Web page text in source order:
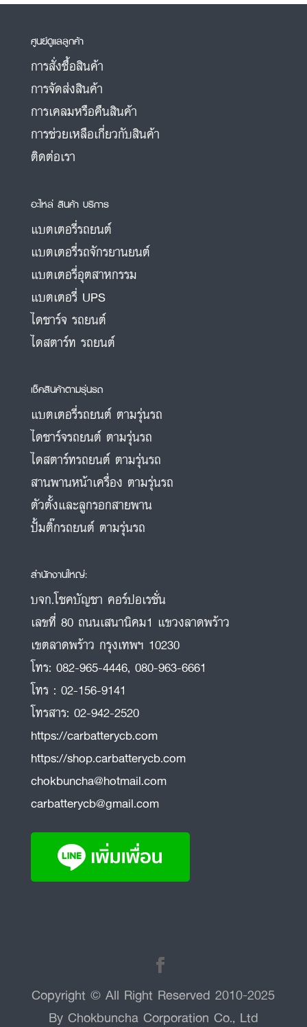
ศูนย์ดูแลลูกค้า
การสั่งซื้อสินค้า
การจัดส่งสินค้า
การเคลมหรือคืนสินค้า
การช่วยเหลือเกี่ยวกับสินค้า
ติดต่อเรา
อะไหล่ สินค้า บริการ
แบตเตอรี่รถยนต์
แบตเตอรี่รถจักรยานยนต์
แบตเตอรี่อุตสาหกรรม
แบตเตอรี่ UPS
ไดชาร์จ รถยนต์
ไดสตาร์ท รถยนต์
เช็คสินค้าตามรุ่นรถ
แบตเตอรี่รถยนต์ ตามรุ่นรถ
ไดชาร์จรถยนต์ ตามรุ่นรถ
ไดสตาร์ทรถยนต์ ตามรุ่นรถ
สานพานหน้าเครื่อง ตามรุ่นรถ
ตัวตั้งและลูกรอกสายพาน
ปั้มติ๊กรถยนต์ ตามรุ่นรถ
สำนักงานใหญ่:
บจก.โชคบัญชา คอร์ปอเรชั่น
เลขที่ 80 ถนนเสนานิคม1 แขวงลาดพร้าว
เขตลาดพร้าว กรุงเทพฯ 10230
โทร: 082-965-4446, 080-963-6661
โทร : 02-156-9141
โทรสาร: 02-942-2520
https://carbatterycb.com
https://shop.carbatterycb.com
chokbuncha@hotmail.com
carbatterycb@gmail.com
Copyright © All Right Reserved 2010-2025
By Chokbuncha Corporation Co., Ltd